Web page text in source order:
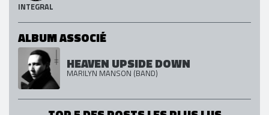
INTEGRAL
ALBUM ASSOCIÉ
HEAVEN UPSIDE DOWN
MARILYN MANSON (BAND)